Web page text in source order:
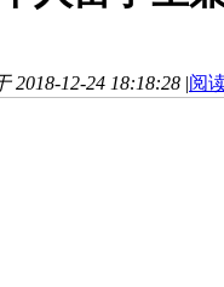
2018-12-24 18:18:28 |阅